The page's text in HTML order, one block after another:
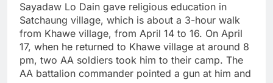
Sayadaw Lo Dain gave religious education in
Satchaung village, which is about a 3-hour walk
from Khawe village, from April 14 to 16. On April
17, when he returned to Khawe village at around 8
pm, two AA soldiers took him to their camp. The
AA battalion commander pointed a gun at him and